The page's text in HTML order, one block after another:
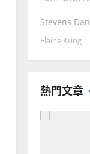
Stevens
Elaine Kung
熱門文章